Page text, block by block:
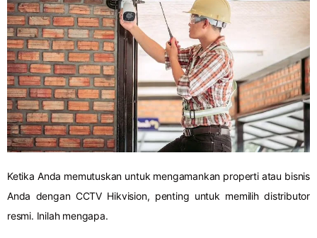
Ketika Anda memutuskan untuk mengamankan properti atau bisnis
Anda dengan CCTV Hikvision, penting untuk memilih distributor
resmi. Inilah mengapa.